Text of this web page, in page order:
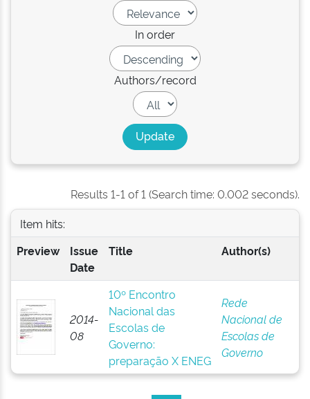
In order
Authors/record
Results 1-1 of 1 (Search time: 0.002 seconds).
Item hits:
Preview
Issue
Date
Title Author(s)
2014-
08
10º Encontro
Nacional das
Escolas de
Governo:
preparação X ENEG
Rede
Nacional de
Escolas de
Governo